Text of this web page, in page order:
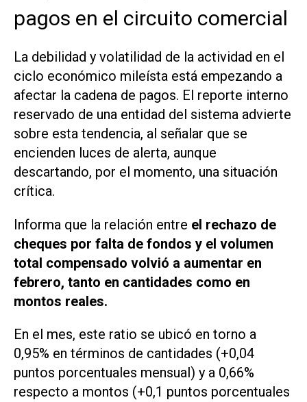
pagos en el circuito comercial
La debilidad y volatilidad de la actividad en el
ciclo económico mileísta está empezando a
afectar la cadena de pagos. El reporte interno
reservado de una entidad del sistema advierte
sobre esta tendencia, al señalar que se
encienden luces de alerta, aunque
descartando, por el momento, una situación
crítica.
Informa que la relación entre el rechazo de
cheques por falta de fondos y el volumen
total compensado volvió a aumentar en
febrero, tanto en cantidades como en
montos reales.
En el mes, este ratio se ubicó en torno a
0,95% en términos de cantidades (+0,04
puntos porcentuales mensual) y a 0,66%
respecto a montos (+0,1 puntos porcentuales